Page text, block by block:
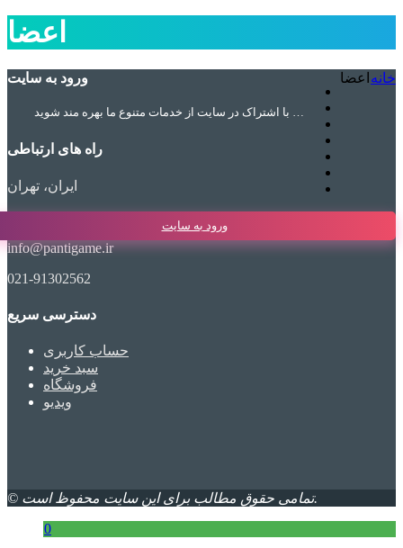
اعضا
خانه اعضا ورود به سایت
با اشتراک در سایت از خدمات متنوع ما بهره مند شوید …
ورود به سایت
راه های ارتباطی
ایران، تهران
info@pantigame.ir
021-91302562
دسترسی سریع
حساب کاربری
سبد خرید
فروشگاه
ویدیو
© تمامی حقوق مطالب برای این سایت محفوظ است.
0